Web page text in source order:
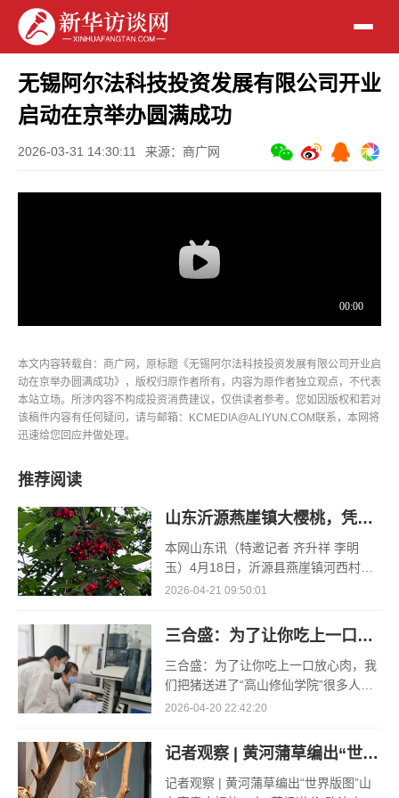
无锡阿尔法科技投资发展有限公司开业
启动在京举办圆满成功
2026-03-31 14:30:11 来源：商广网
本文内容转载自：商广网，原标题《无锡阿尔法科技投资发展有限公司开业启
动在京举办圆满成功》，版权归原作者所有，内容为原作者独立观点，不代表
本站立场。所涉内容不构成投资消费建议，仅供读者参考。您如因版权和若对
该稿件内容有任何疑问，请与邮箱：KCMEDIA@ALIYUN.COM联系，本网将
迅速给您回应并做处理。
推荐阅读
山东沂源燕崖镇大樱桃，凭什么一路领“鲜”
本网山东讯（特邀记者 齐升祥 李明
玉）4月18日，沂源县燕崖镇河西村孟
凡红的空调大棚里，大棚樱桃的采收却
桃，其
2026-04-21 09:50:01
三合盛：为了让你吃上一口放心肉，我们把猪送进了“高山修仙学院”
三合盛：为了让你吃上一口放心肉，我
们把猪送进了“高山修仙学院”很多人问
我，现在的生鲜赛道已经卷成麻花了，
这样？答案其实很简单
2026-04-20 22:42:20
记者观察 | 黄河蒲草编出“世界版图”
记者观察 | 黄河蒲草编出“世界版图”山